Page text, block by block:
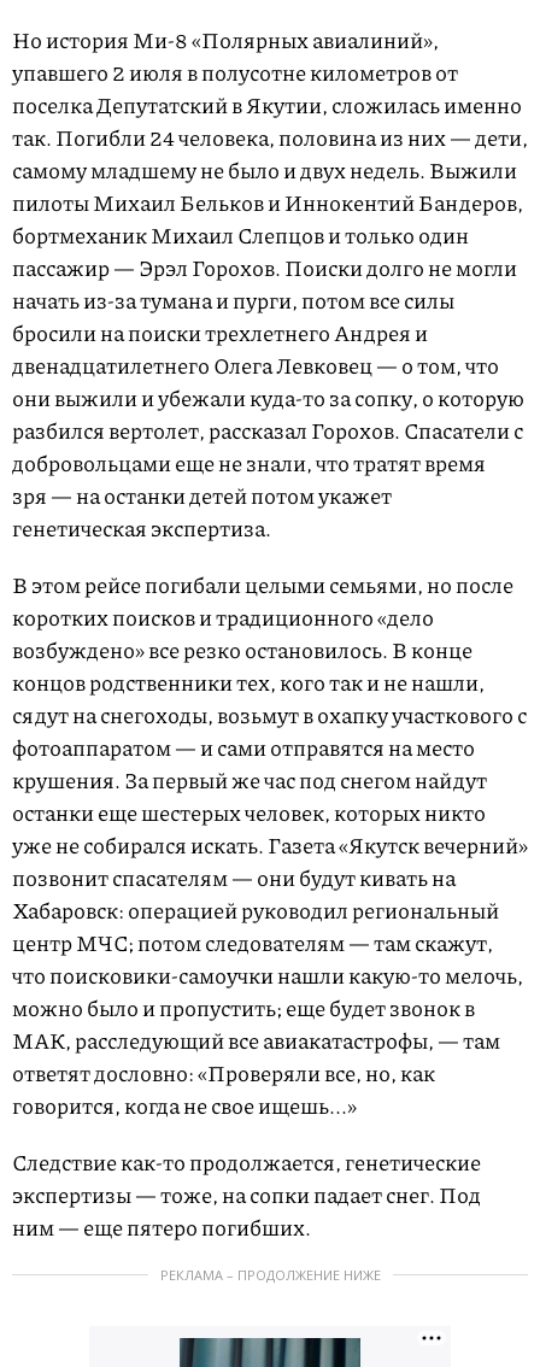
Но история Ми-8 «Полярных авиалиний»,
упавшего 2 июля в полусотне километров от
поселка Депутатский в Якутии, сложилась именно
так. Погибли 24 человека, половина из них — дети,
самому младшему не было и двух недель. Выжили
пилоты Михаил Бельков и Иннокентий Бандеров,
бортмеханик Михаил Слепцов и только один
пассажир — Эрэл Горохов. Поиски долго не могли
начать из-за тумана и пурги, потом все силы
бросили на поиски трехлетнего Андрея и
двенадцатилетнего Олега Левковец — о том, что
они выжили и убежали куда-то за сопку, о которую
разбился вертолет, рассказал Горохов. Спасатели с
добровольцами еще не знали, что тратят время
зря — на останки детей потом укажет
генетическая экспертиза.
В этом рейсе погибали целыми семьями, но после
коротких поисков и традиционного «дело
возбуждено» все резко остановилось. В конце
концов родственники тех, кого так и не нашли,
сядут на снегоходы, возьмут в охапку участкового с
фотоаппаратом — и сами отправятся на место
крушения. За первый же час под снегом найдут
останки еще шестерых человек, которых никто
уже не собирался искать. Газета «Якутск вечерний»
позвонит спасателям — они будут кивать на
Хабаровск: операцией руководил региональный
центр МЧС; потом следователям — там скажут,
что поисковики-самоучки нашли какую-то мелочь,
можно было и пропустить; еще будет звонок в
МАК, расследующий все авиакатастрофы, — там
ответят дословно: «Проверяли все, но, как
говорится, когда не свое ищешь...»
Следствие как-то продолжается, генетические
экспертизы — тоже, на сопки падает снег. Под
ним — еще пятеро погибших.
РЕКЛАМА – ПРОДОЛЖЕНИЕ НИЖЕ